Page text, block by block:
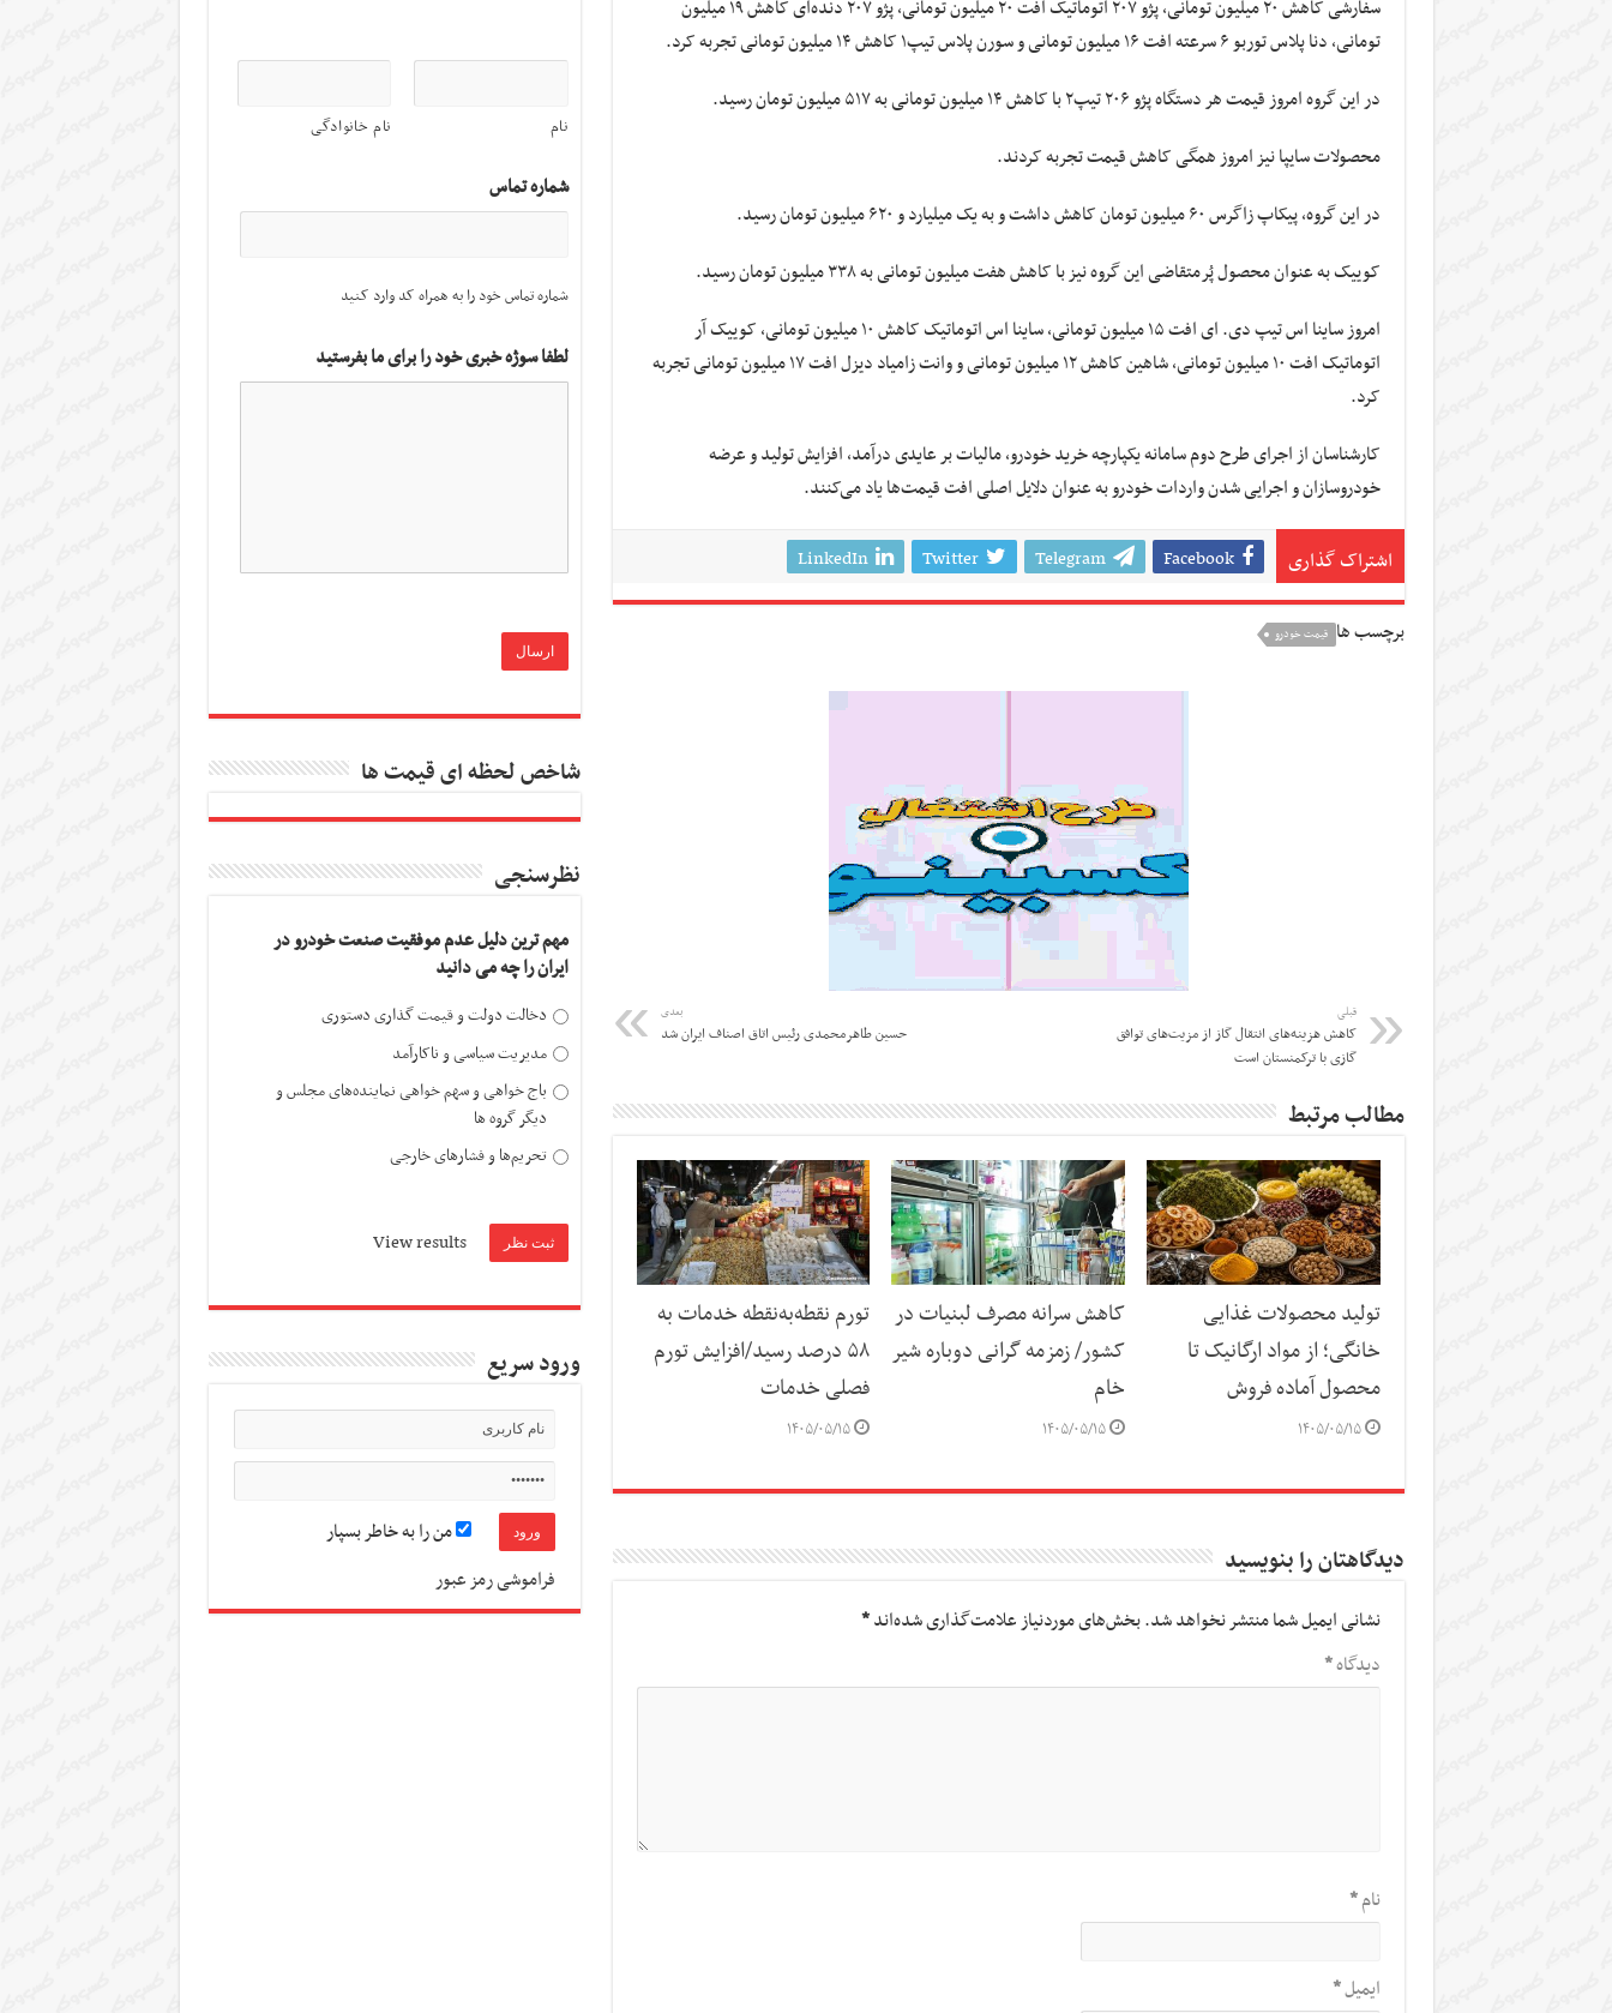
سفارشی کاهش ۲۰ میلیون تومانی، پژو ۲۰۷ اتوماتیک افت ۲۰ میلیون تومانی، پژو ۲۰۷ دنده‌ای کاهش ۱۹ میلیون
تومانی، دنا پلاس توربو ۶ سرعته افت ۱۶ میلیون تومانی و سورن پلاس تیپ۱ کاهش ۱۴ میلیون تومانی تجربه کرد.
در این گروه امروز قیمت هر دستگاه پژو ۲۰۶ تیپ۲ با کاهش ۱۴ میلیون تومانی به ۵۱۷ میلیون تومان رسید.
محصولات سایپا نیز امروز همگی کاهش قیمت تجربه کردند.
در این گروه، پیکاپ زاگرس ۶۰ میلیون تومان کاهش داشت و به یک میلیارد و ۶۲۰ میلیون تومان رسید.
کوییک به عنوان محصول پُرمتقاضی این گروه نیز با کاهش هفت میلیون تومانی به ۳۳۸ میلیون تومان رسید.
امروز ساینا اس تیپ دی. ای افت ۱۵ میلیون تومانی، ساینا اس اتوماتیک کاهش ۱۰ میلیون تومانی، کوییک آر
اتوماتیک افت ۱۰ میلیون تومانی، شاهین کاهش ۱۲ میلیون تومانی و وانت زامیاد دیزل افت ۱۷ میلیون تومانی تجربه
کرد.
کارشناسان از اجرای طرح دوم سامانه یکپارچه خرید خودرو، مالیات بر عایدی درآمد، افزایش تولید و عرضه
خودروسازان و اجرایی شدن واردات خودرو به عنوان دلایل اصلی افت قیمت‌ها یاد می‌کنند.
اشتراک گذاری Facebook
Telegram
Twitter
LinkedIn
برچسب ها قیمت خودرو
قبلی
کاهش هزینه‌های انتقال گاز از مزیت‌های توافق
گازی با ترکمنستان است
بعدی
حسین طاهرمحمدی رئیس اتاق اصناف ایران شد
مطالب مرتبط
تولید محصولات غذایی
خانگی؛ از مواد ارگانیک تا
محصول آماده فروش
۱۴۰۵/۰۵/۱۵
کاهش سرانه مصرف لبنیات در
کشور/ زمزمه گرانی دوباره شیر
خام
۱۴۰۵/۰۵/۱۵
تورم نقطه‌به‌نقطه خدمات به
۵۸ درصد رسید/افزایش تورم
فصلی خدمات
۱۴۰۵/۰۵/۱۵
دیدگاهتان را بنویسید
نشانی ایمیل شما منتشر نخواهد شد.بخش‌های موردنیاز علامت‌گذاری شده‌اند*
دیدگاه*
نام*
ایمیل*
نام نام خانوادگی
شماره تماس
شماره تماس خود را به همراه کد وارد کنید
لطفا سوژه خبری خود را برای ما بفرستید
شاخص لحظه ای قیمت ها
نظرسنجی
مهم ترین دلیل عدم موفقیت صنعت خودرو در
ایران را چه می دانید
دخالت دولت و قیمت گذاری دستوری
مدیریت سیاسی و ناکارآمد
باج خواهی و سهم خواهی نماینده‌های مجلس و
دیگر گروه ها
تحریم‌ها و فشارهای خارجی
View results
ورود سریع
من را به خاطر بسپار
فراموشی رمز عبور